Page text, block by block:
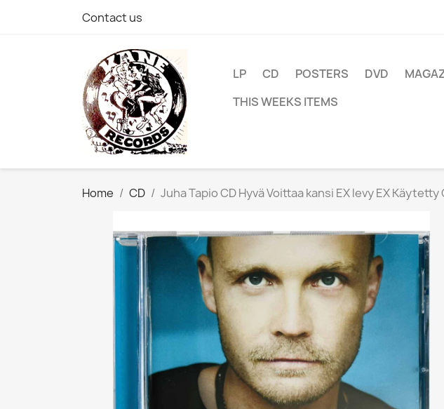
Contact us
LP CD POSTERS DVD
THIS WEEKS ITEMS
Home CD Juha Tapio CD Hyvä Voittaa kansi EX levy EX Käytetty